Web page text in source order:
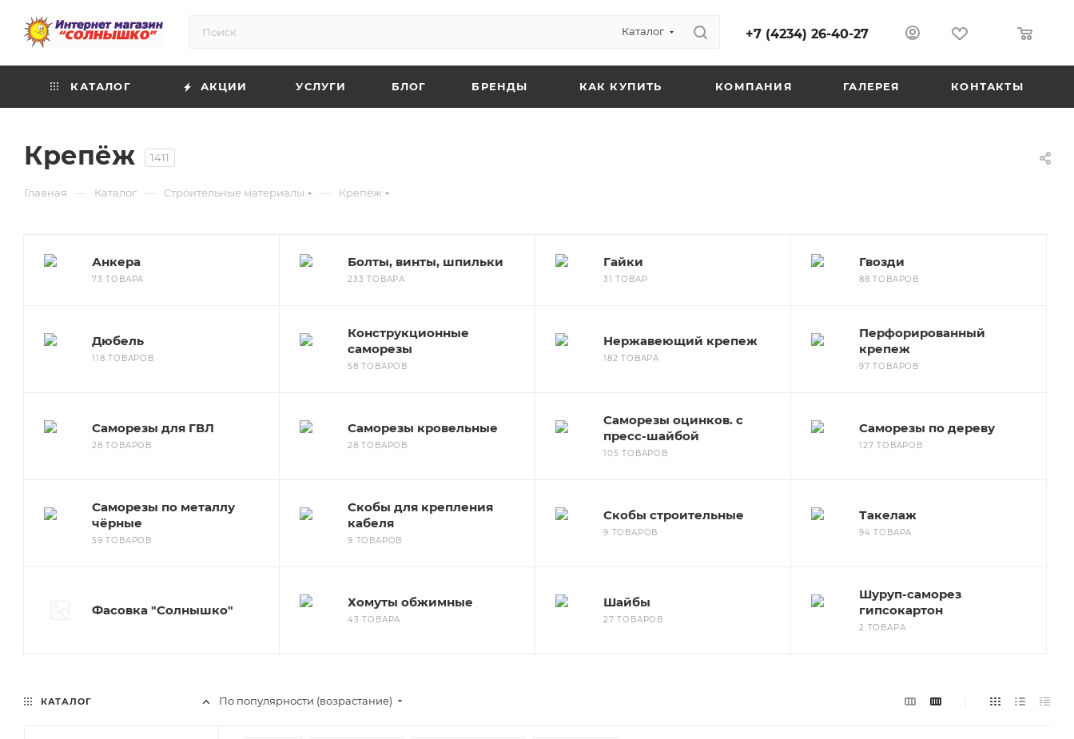
Каталог +7 (4234) 26-40-27
КАТАЛОГ АКЦИИ УСЛУГИ БЛОГ БРЕНДЫ КАК КУПИТЬ КОМПАНИЯ ГАЛЕРЕЯ КОНТАКТЫ
Крепёж 1411
Главная — Каталог — Строительные материалы — Крепёж
Анкера
73 ТОВАРА
Болты, винты, шпильки
233 ТОВАРА
Гайки
31 ТОВАР
Гвозди
88 ТОВАРОВ
Дюбель
118 ТОВАРОВ
Конструкционные
саморезы
58 ТОВАРОВ
Нержавеющий крепеж
182 ТОВАРА
Перфорированный
крепеж
97 ТОВАРОВ
Саморезы для ГВЛ
28 ТОВАРОВ
Саморезы кровельные
28 ТОВАРОВ
Саморезы оцинков. с
пресс-шайбой
105 ТОВАРОВ
Саморезы по дереву
127 ТОВАРОВ
Саморезы по металлу
чёрные
59 ТОВАРОВ
Скобы для крепления
кабеля
9 ТОВАРОВ
Скобы строительные
9 ТОВАРОВ
Такелаж
94 ТОВАРА
Фасовка "Солнышко"
Хомуты обжимные
43 ТОВАРА
Шайбы
27 ТОВАРОВ
Шуруп-саморез
гипсокартон
2 ТОВАРА
По популярности (возрастание)
КАТАЛОГ